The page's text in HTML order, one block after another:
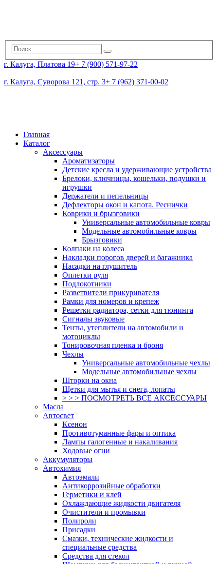
г. Калуга, Платова 19+ 7 (900) 571-97-22
г. Калуга, Суворова 121, стр. 3+ 7 (962) 371-00-02
Главная
Каталог
Аксессуары
Ароматизаторы
Детские кресла и удерживающие устройства
Брелоки, ключницы, кошельки, подушки и
игрушки
Держатели и пепельницы
Дефлекторы окон и капота. Реснички
Коврики и брызговики
Универсальные автомобильные ковры
Модельные автомобильные ковры
Брызговики
Колпаки на колеса
Накладки порогов дверей и багажника
Насадки на глушитель
Оплетки руля
Подлокотники
Разветвители прикуривателя
Рамки для номеров и крепеж
Решетки радиатора, сетки для тюнинга
Сигналы звуковые
Тенты, утеплители на автомобили и
мотоциклы
Тонировочная пленка и броня
Чехлы
Универсальные автомобильные чехлы
Модельные автомобильные чехлы
Шторки на окна
Щетки для мытья и снега, лопаты
> > > ПОСМОТРЕТЬ ВСЕ АКСЕССУАРЫ
Масла
Автосвет
Ксенон
Противотуманные фары и оптика
Лампы галогенные и накаливания
Ходовые огни
Аккумуляторы
Автохимия
Автоэмали
Антикоррозийные обработки
Герметики и клей
Охлаждающие жидкости двигателя
Очистители и промывки
Полироли
Присадки
Смазки, технические жидкости и
специальные средства
Средства для стекол